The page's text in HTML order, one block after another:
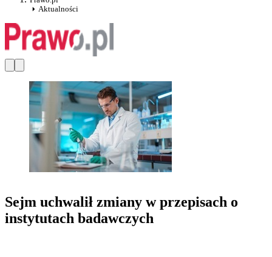
Aktualności
Sejm uchwalił zmiany w przepisach o
instytutach badawczych